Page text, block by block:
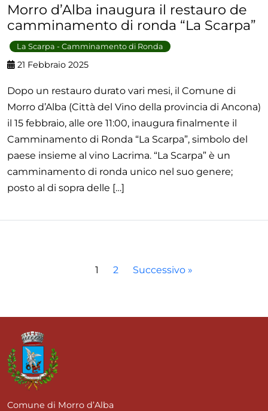
Morro d’Alba inaugura il restauro de
camminamento di ronda “La Scarpa”
La Scarpa - Camminamento di Ronda
21 Febbraio 2025
Dopo un restauro durato vari mesi, il Comune di
Morro d’Alba (Città del Vino della provincia di Ancona)
il 15 febbraio, alle ore 11:00, inaugura finalmente il
Camminamento di Ronda “La Scarpa”, simbolo del
paese insieme al vino Lacrima. “La Scarpa” è un
camminamento di ronda unico nel suo genere;
posto al di sopra delle […]
1 2 Successivo »
Comune di Morro d’Alba